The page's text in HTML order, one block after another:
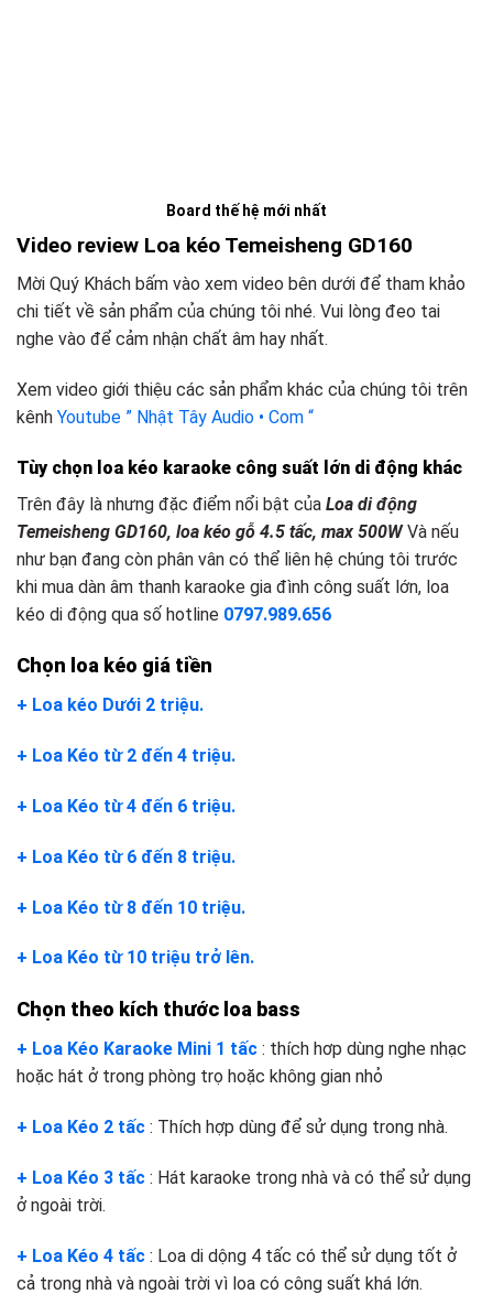
Board thế hệ mới nhất
Video review Loa kéo Temeisheng GD160
Mời Quý Khách bấm vào xem video bên dưới để tham khảo
chi tiết về sản phẩm của chúng tôi nhé. Vui lòng đeo tai
nghe vào để cảm nhận chất âm hay nhất.
Xem video giới thiệu các sản phẩm khác của chúng tôi trên
kênh Youtube ” Nhật Tây Audio • Com “
Tùy chọn loa kéo karaoke công suất lớn d i động khác
Trên đây là nhưng đặc điểm nổi bật của Loa di động
Temeisheng GD160, loa kéo gỗ 4.5 tấc, max 500W Và nếu
như bạn đang còn phân vân có thể liên hệ chúng tôi trước
khi mua dàn âm thanh karaoke gia đình công suất lớn, loa
kéo di động qua số hotline 0797.989.656
Chọn loa kéo giá tiền
+ Loa kéo Dưới 2 triệu.
+ Loa Kéo từ 2 đến 4 triệu.
+ Loa Kéo từ 4 đến 6 triệu.
+ Loa Kéo từ 6 đến 8 triệu.
+ Loa Kéo từ 8 đến 10 triệu.
+ Loa Kéo từ 10 triệu trở lên.
Chọn theo kích thước loa bass
+ Loa Kéo Karaoke Mini 1 tấc : thích hơp dùng nghe nhạc
hoặc hát ở trong phòng trọ hoặc không gian nhỏ
+ Loa Kéo 2 tấc : Thích hợp dùng để sử dụng trong nhà.
+ Loa Kéo 3 tấc : Hát karaoke trong nhà và có thể sử dụng
ở ngoài trời.
+ Loa Kéo 4 tấc : Loa di dộng 4 tấc có thể sử dụng tốt ở
cả trong nhà và ngoài trời vì loa có công suất khá lớn.